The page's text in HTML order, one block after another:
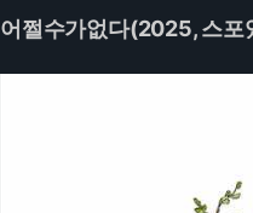
어쩔수가없다(2025, 스포